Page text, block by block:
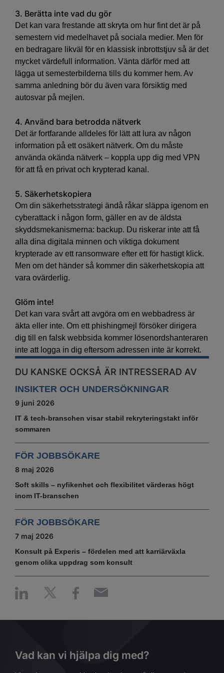
3. Berätta inte vad du gör
Det kan vara frestande att skryta om hur fint det är på
semestern vid medelhavet på sociala medier. Men för
en bedragare likväl för en klassisk inbrottstjuv så är det
mycket värdefull information. Vänta därför med att
lägga ut semesterbilderna tills du kommer hem. Av
samma anledning bör du även vara försiktig med
autosvar på mejlen.
4. Använd bara betrodda nätverk
Det är fortfarande alldeles för lätt att lura av någon
information på ett osäkert nätverk. Om du måste
använda okända nätverk – koppla upp dig med VPN
för att få en privat och krypterad kanal.
5. Säkerhetskopiera
Om din säkerhetsstrategi ändå råkar släppa igenom en
cyberattack i någon form, gäller en av de äldsta
skyddsmekanismerna: backup. Du riskerar inte att få
alla dina digitala minnen och viktiga dokument
krypterade av ett ransomware efter ett för hastigt klick.
Men om det händer så kommer din säkerhetskopia att
vara ovärderlig.
Glöm inte!
Det kan vara svårt att avgöra om en webbadress är
äkta eller inte. Om ett phishingmejl försöker dirigera
dig till en falsk webbsida kommer lösenordshanteraren
inte att logga in dig eftersom adressen inte är korrekt.
DU KANSKE OCKSÅ ÄR INTRESSERAD AV
INSIKTER OCH UNDERSÖKNINGAR
9 juni 2026
IT & tech‑branschen visar stabil rekryteringstakt inför
sommaren
FÖR JOBBSÖKARE
8 maj 2026
Soft skills – nyfikenhet och flexibilitet värderas högt
inom IT-branschen
FÖR JOBBSÖKARE
7 maj 2026
Konsult på Experis – fördelen med att karriärväxla
genom olika uppdrag som konsult
Vad kan vi hjälpa dig med?